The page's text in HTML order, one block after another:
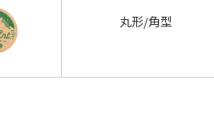
丸形/角型